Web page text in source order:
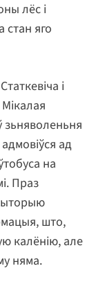
лёс і
стан яго
і
зьняволеньня
ад
на
Праз
што,
калёнію, але
няма.